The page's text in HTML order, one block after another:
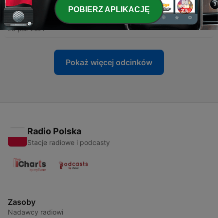
8 - GRAJ KAPELO GRAJ - Tramwaj
29 paź 2021
Pokaż więcej odcinków
Radio Polska
Stacje radiowe i podcasty
Zasoby
Nadawcy radiowi
POBIERZ APLIKACJĘ